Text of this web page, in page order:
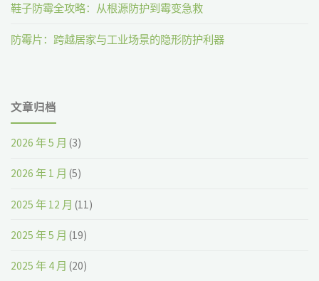
鞋子防霉全攻略：从根源防护到霉变急救
防霉片：跨越居家与工业场景的隐形防护利器
文章归档
2026 年 5 月 (3)
2026 年 1 月 (5)
2025 年 12 月 (11)
2025 年 5 月 (19)
2025 年 4 月 (20)